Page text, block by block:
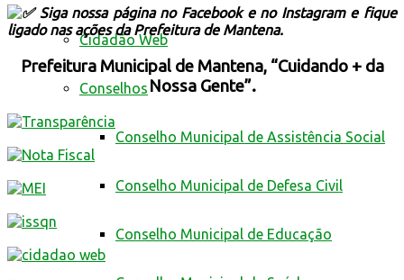
Cidadão Web
Conselhos
Conselho Municipal de Assistência Social
Conselho Municipal de Defesa Civil
Conselho Municipal de Educação
Siga nossa página no Facebook e no Instagram e fique
ligado nas ações da Prefeitura de Mantena.
Prefeitura Municipal de Mantena, “Cuidando + da
Nossa Gente”.